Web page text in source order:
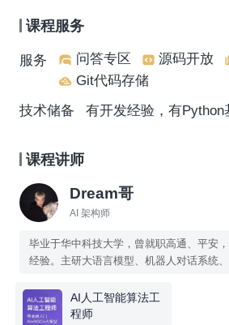
课程服务
服务 问答专区 源码开放
Git代码存储
技术储备
有开发经验，有Python
课程讲师
Dream哥
AI 架构师
毕业于华中科技大学，曾就职高通、平安
经验。主研大语言模型、机器人对话系统、
AI人工智能算法工
程师